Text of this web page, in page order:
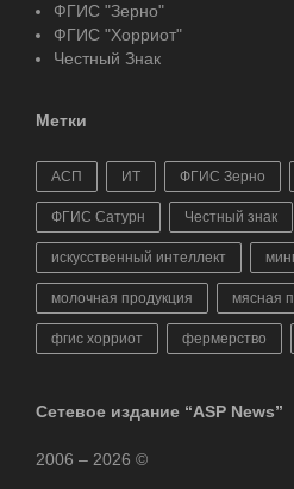
ФГИС "Зерно"
ФГИС "Хорриот"
Честный Знак
Метки
АСП ИТ ФГИС Зерно
ФГИС Сатурн Честный знак
искусственный интеллект
молочная продукция мясная
фгис хорриот фермерство
Сетевое издание “ASP News”
2006 – 2026 ©